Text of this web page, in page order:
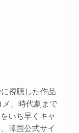
視聴した作品
、時代劇まで
いち早くキャ
韓国公式サイ